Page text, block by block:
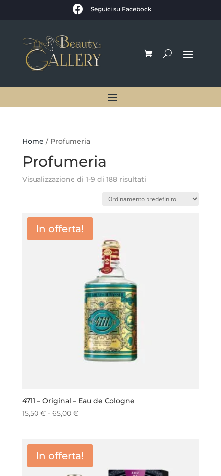
 Seguici su Facebook
Home / Profumeria
Profumeria
Visualizzazione di 1-9 di 188 risultati
In offerta!
4711 – Original – Eau de Cologne
15,50 € - 65,00 €Fascia
da
15,50 €
a
In offerta!